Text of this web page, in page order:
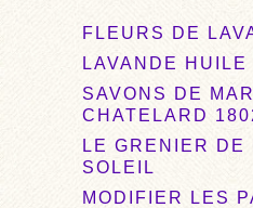
FLEURS DE
LAVANDE
SAVONS DE
CHATELARD
LE GRENIER DE
SOLEIL
MODIFIER LES